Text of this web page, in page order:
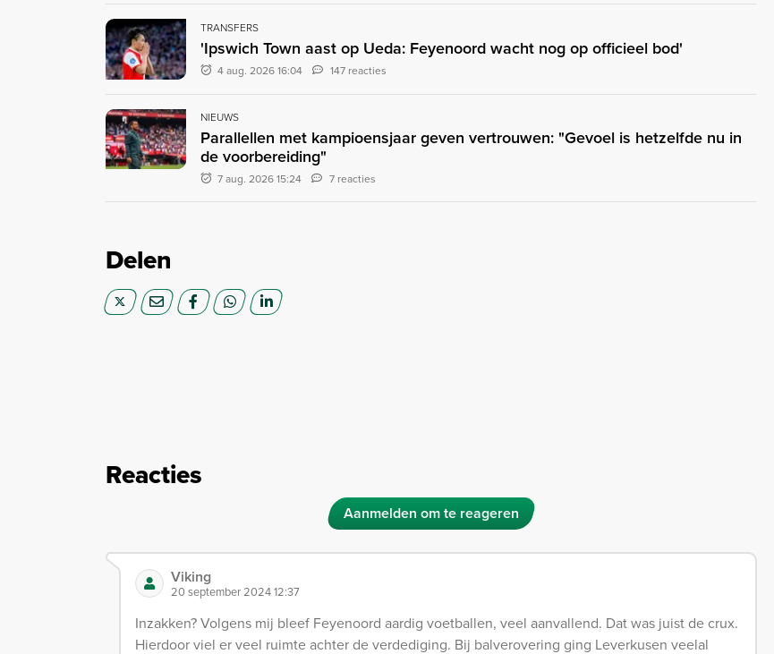
TRANSFERS
'Ipswich Town aast op Ueda: Feyenoord wacht nog op officieel bod'
4 aug. 2026 16:04 147 reacties
NIEUWS
Parallellen met kampioensjaar geven vertrouwen: "Gevoel is hetzelfde nu in
de voorbereiding"
7 aug. 2026 15:24 7 reacties
Delen
Reacties
Aanmelden om te reageren
Viking
20 september 2024 12:37
Inzakken? Volgens mij bleef Feyenoord aardig voetballen, veel aanvallend. Dat was juist de crux.
Hierdoor viel er veel ruimte achter de verdediging. Bij balverovering ging Leverkusen veelal